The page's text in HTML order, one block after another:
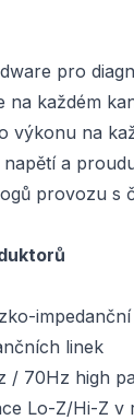
pro
na každém
výkonu na
a
provozu s
linek
/ 70Hz high
Lo-Z/Hi-Z v